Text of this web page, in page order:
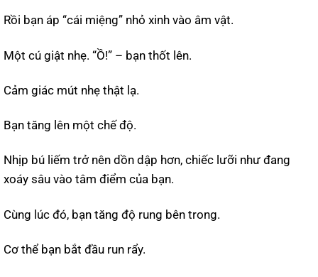
Rồi bạn áp “cái miệng” nhỏ xinh vào âm vật.
Một cú giật nhẹ. “Ồ!” – bạn thốt lên.
Cảm giác mút nhẹ thật lạ.
Bạn tăng lên một chế độ.
Nhịp bú liếm trở nên dồn dập hơn, chiếc lưỡi như đang
xoáy sâu vào tâm điểm của bạn.
Cùng lúc đó, bạn tăng độ rung bên trong.
Cơ thể bạn bắt đầu run rẩy.